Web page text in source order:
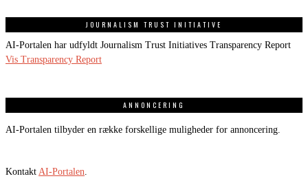
JOURNALISM TRUST INITIATIVE
AI-Portalen har udfyldt Journalism Trust Initiatives Transparency Report
Vis Transparency Report
ANNONCERING
AI-Portalen tilbyder en række forskellige muligheder for annoncering.
Kontakt AI-Portalen